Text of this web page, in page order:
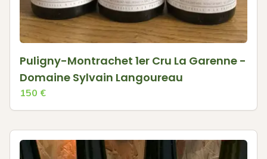
Puligny-Montrachet 1er Cru La Garenne -
Domaine Sylvain Langoureau
150 €